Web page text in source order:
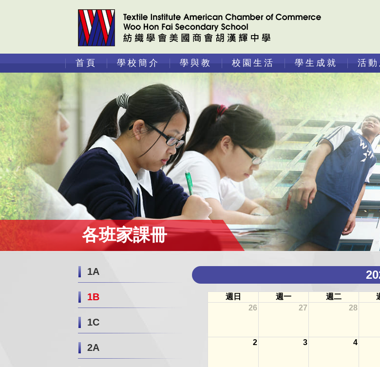
首頁 學校簡介 學與教 校園生活 學生成就 活
各班家課冊
1A
1B
1C
2A
週日 週一 週二
26
27 28
2 3 4